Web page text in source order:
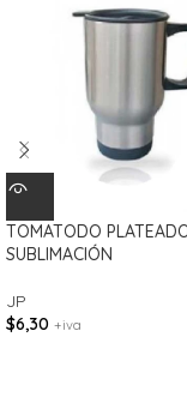
TOMATODO
SUBLIMACIÓN
JP
$6,30 +iva